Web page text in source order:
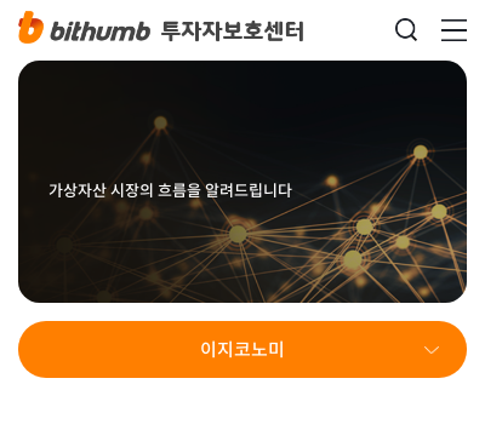
가상자산 시장의 흐름을 알려드립니다
이지코노미